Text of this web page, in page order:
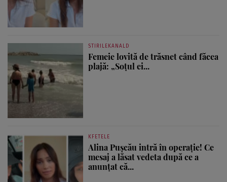
STIRILEKANALD
Femeie lovită de trăsnet când făcea
plajă: „Soțul ei...
KFETELE
Alina Pușcău intră în operație! Ce
mesaj a lăsat vedeta după ce a
anunțat că...